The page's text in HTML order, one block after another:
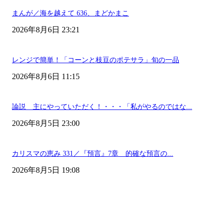
まんが／海を越えて 636、まどかまこ
2026年8月6日 23:21
レンジで簡単！「コーンと枝豆のポテサラ」旬の一品
2026年8月6日 11:15
論説 主にやっていただく！・・・「私がやるのではな...
2026年8月5日 23:00
カリスマの恵み 331／『預言』7章 的確な預言の...
2026年8月5日 19:08